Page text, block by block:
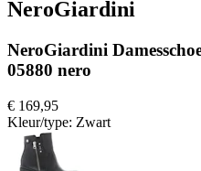
NeroGiardini
NeroGiardini
05880 nero
€ 169,95
Kleur/type: Zwart